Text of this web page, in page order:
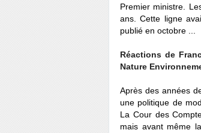
Premier ministre.
ans.Cette ligne
publié en octobre ...
Réactions de
Nature
Après des années
une politique de
La Cour des
mais avant même